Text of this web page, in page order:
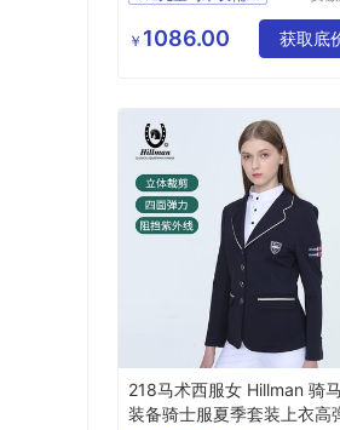
有限
￥ 1086.00 获取底
218马术西服女 Hillman 骑
装备骑士服夏季套装上衣高